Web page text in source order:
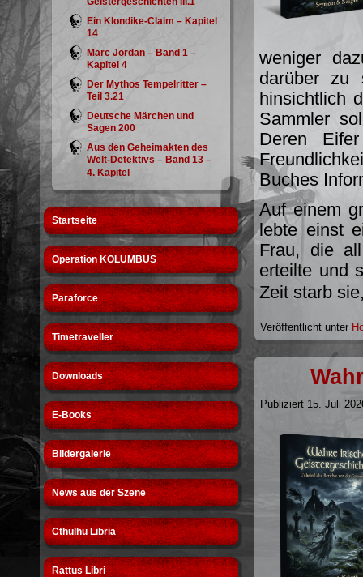
Ein Klondike-Claim – Kapitel
14
Marc Jordan – Band 1 –
Kapitel 4
Der Mythos Tempelritter –
Teil 3.21
Deutsche Märchen und
Sagen 200
Aus den Geheimakten des
Welt-Detektivs – Band 13 –
4. Kapitel
Startseite
Operation KOLUMBUS
Paraforce
Timetraveller
Downloads
E-Books
Bildergalerie
News aus der Szene
Cthulhu Libria
Rattus Libri
weniger
darüber zu
hinsichtlich
Sammler
Deren
Buches
Auf einem
lebte einst
Frau, die
erteilte und
Zeit starb
Veröffentlicht unter
Publiziert 15. Juli